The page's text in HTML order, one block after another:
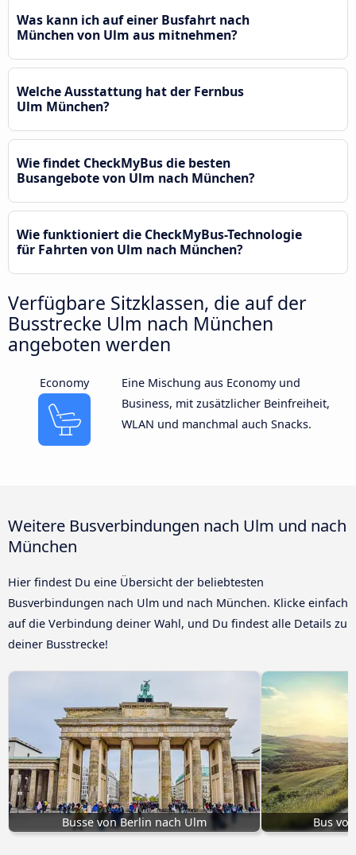
Was kann ich auf einer Busfahrt nach
München von Ulm aus mitnehmen?
Welche Ausstattung hat der Fernbus
Ulm München?
Wie findet CheckMyBus die besten
Busangebote von Ulm nach München?
Wie funktioniert die CheckMyBus-Technologie
für Fahrten von Ulm nach München?
Verfügbare Sitzklassen, die auf der
Busstrecke Ulm nach München
angeboten werden
Economy
Eine Mischung aus Economy und
Business, mit zusätzlicher Beinfreiheit,
WLAN und manchmal auch Snacks.
Weitere Busverbindungen nach Ulm und nach
München
Hier findest Du eine Übersicht der beliebtesten
Busverbindungen nach Ulm und nach München. Klicke einfach
auf die Verbindung deiner Wahl, und Du findest alle Details zu
deiner Busstrecke!
Busse von Berlin nach Ulm Bus